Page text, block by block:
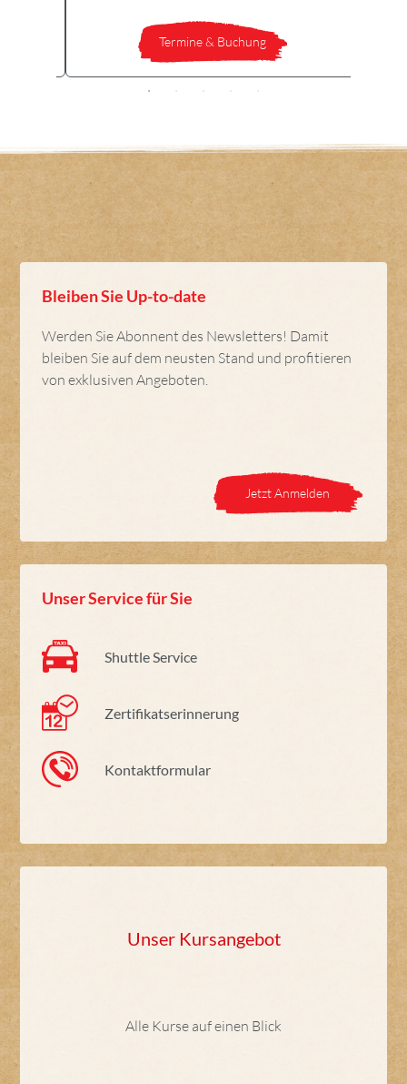
Termine & Buchung
Bleiben Sie Up-to-date
Werden Sie Abonnent des Newsletters! Damit
bleiben Sie auf dem neusten Stand und profitieren
von exklusiven Angeboten.
Jetzt Anmelden
Unser Service für Sie
Shuttle Service
Zertifikatserinnerung
Kontaktformular
Unser Kursangebot
Alle Kurse auf einen Blick